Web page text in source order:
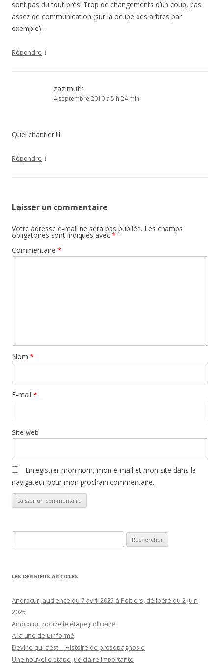
sont pas du tout près! Trop de changements d’un coup, pas
assez de communication (sur la ocupe des arbres par
exemple)…
Répondre ↓
zazimuth
4 septembre 2010 à 5 h 24 min
Quel chantier !!!
Répondre ↓
Laisser un commentaire
Votre adresse e-mail ne sera pas publiée. Les champs
obligatoires sont indiqués avec *
Commentaire *
Nom *
E-mail *
Site web
Enregistrer mon nom, mon e-mail et mon site dans le
navigateur pour mon prochain commentaire.
LES DERNIERS ARTICLES
Androcur, audience du 7 avril 2025 à Poitiers, délibéré du 2 juin
2025
Androcur, nouvelle étape judiciaire
A la une de L’informé
Devine qui c’est… Histoire de prosopagnosie
Une nouvelle étape judiciaire importante